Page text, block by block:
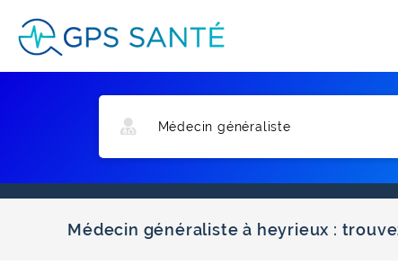
Médecin généraliste à heyrieux :